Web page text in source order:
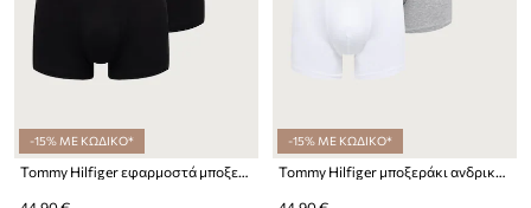
-15% ΜΕ ΚΩΔΙΚΟ*
Tommy Hilfiger εφαρμοστά μποξεράκια ανδρικά βαμβακερά με ελαστάν 3-pack
-15% ΜΕ ΚΩΔΙΚΟ*
Tommy Hilfiger μποξεράκι ανδρικό με βαμβάκι 3-pack